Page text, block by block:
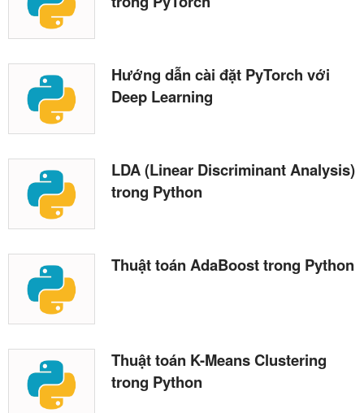
Hướng dẫn cài đặt PyTorch với
Deep Learning
LDA (Linear Discriminant Analysis)
trong Python
Thuật toán AdaBoost trong Python
Thuật toán K-Means Clustering
trong Python